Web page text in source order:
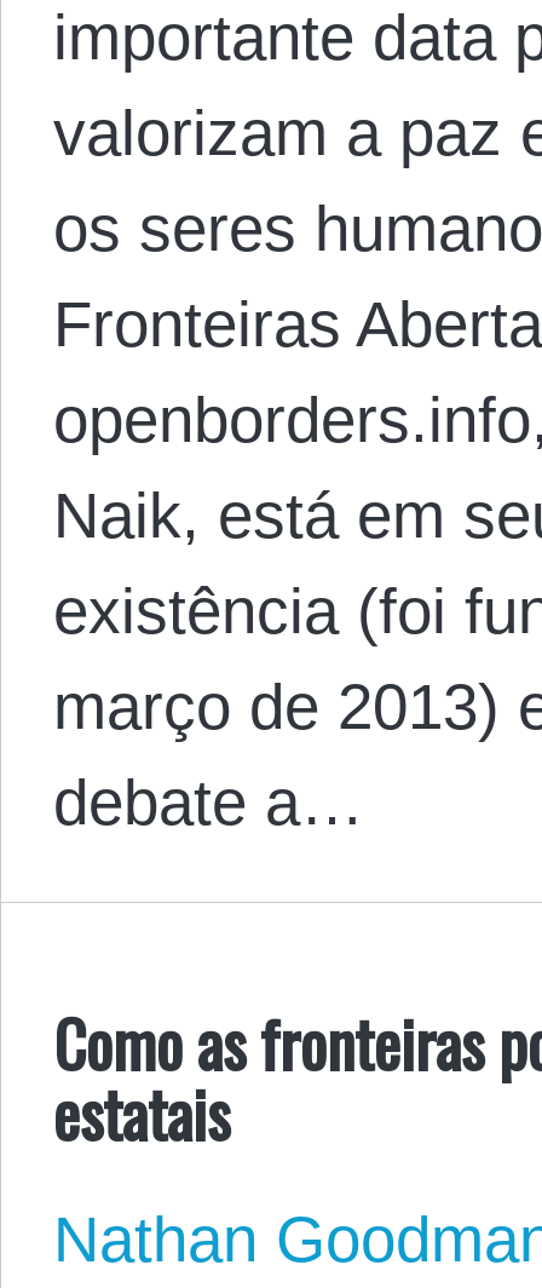
importante data
valorizam a paz
os seres
Fronteiras
Naik, está em
existência (foi
março de 2013)
debate a…
Como as fronteiras
estatais
Nathan